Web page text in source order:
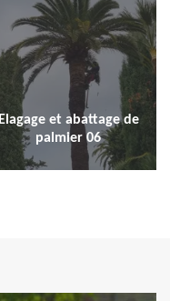
Elagage et abattage de
palmier 06